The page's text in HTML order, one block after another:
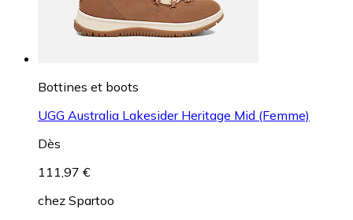
Bottines et boots
UGG Australia Lakesider Heritage Mid (Femme)
Dès
111,97 €
chez Spartoo